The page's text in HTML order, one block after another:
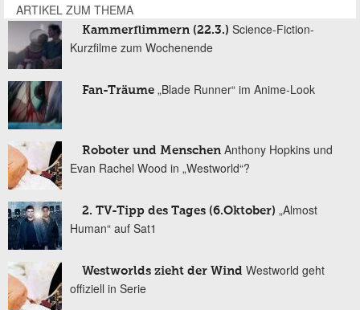
ARTIKEL ZUM THEMA
Kammerflimmern (22.3.) Science-Fiction-
Kurzfilme zum Wochenende
Fan-Träume „Blade Runner“ im Anime-Look
Roboter und Menschen Anthony Hopkins und
Evan Rachel Wood in „Westworld“?
2. TV-Tipp des Tages (6.Oktober) „Almost
Human“ auf Sat1
Westworlds zieht der Wind Westworld geht
offiziell in Serie